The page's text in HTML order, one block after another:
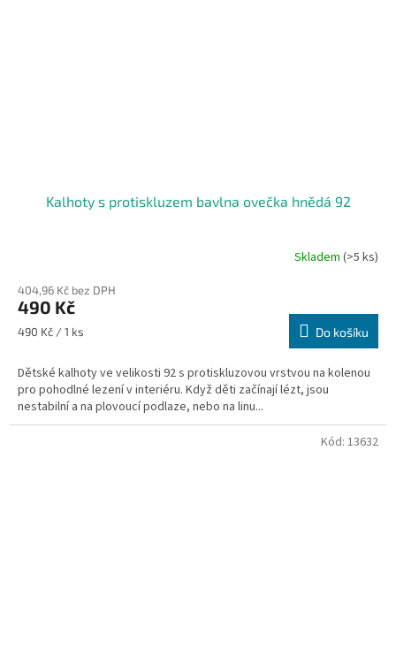
Kalhoty s protiskluzem bavlna ovečka hnědá 92
Skladem (>5 ks)
404,96 Kč bez DPH
490 Kč
Měrná
490 Kč / 1 ks Do košíku
Dětské kalhoty ve velikosti 92 s protiskluzovou vrstvou na kolenou
pro pohodlné lezení v interiéru. Když děti začínají lézt, jsou
nestabilní a na plovoucí podlaze, nebo na linu...
Kód: 13632